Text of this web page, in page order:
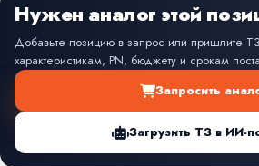
Нужен аналог этой
Добавьте позицию в запрос или пришлите
характеристикам, PN, бюджету и срокам
Запросить
Загрузить ТЗ в ИИ-